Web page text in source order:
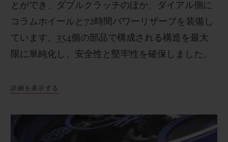
とができ、ダブルクラッチのほか、ダイアル側に
コラムホイールと72時間パワーリザーブを装備し
ています。354個の部品で構成される構造を最大
限に単純化し、安全性と堅牢性を確保しました。
詳細を表示する